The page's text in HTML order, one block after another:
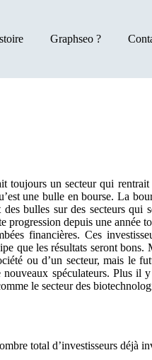
Graphseo ?
toujours un secteur qui
une bulle en bourse. La
bulles sur des secteurs qui
depuis une année
financières. Ces
que les résultats seront bons.
ou d’un secteur, mais le
spéculateurs. Plus il
le secteur des
total d’investisseurs déjà